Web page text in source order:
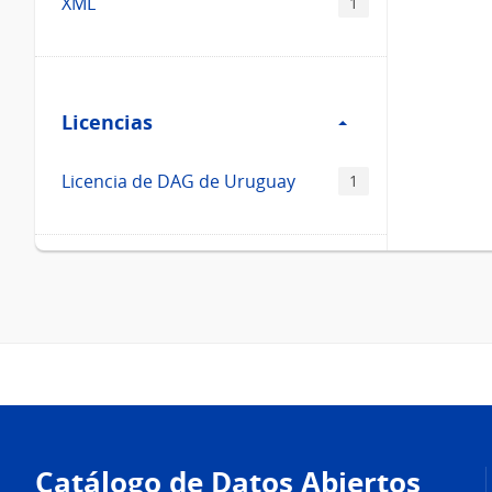
Licencias
Licencias
Licencia de DAG de Uruguay 1
Catálogo de Datos Abiertos